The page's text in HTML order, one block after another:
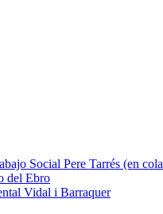
Social Pere Tarrés (en
del Ebro
Vidal i Barraquer